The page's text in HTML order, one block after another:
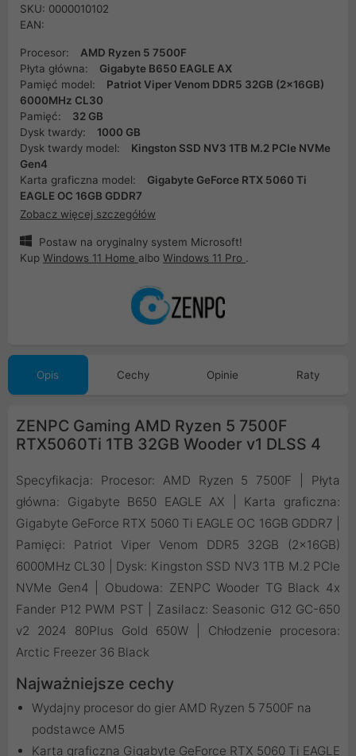
SKU: 0000010102
EAN:
Procesor:
AMD Ryzen 5 7500F
Płyta główna:
Gigabyte B650 EAGLE AX
Pamięć model:
Patriot Viper Venom DDR5 32GB (2x16GB)
6000MHz CL30
Pamięć:
32 GB
Dysk twardy:
1000 GB
Dysk twardy model:
Kingston SSD NV3 1TB M.2 PCIe NVMe
Gen4
Karta graficzna model:
Gigabyte GeForce RTX 5060 Ti
EAGLE OC 16GB GDDR7
Zobacz więcej szczegółów
Postaw na oryginalny system Microsoft!
Kup Windows 11 Home albo Windows 11 Pro .
Opis Cechy Opinie Raty
ZENPC Gaming AMD Ryzen 5 7500F
RTX5060Ti 1TB 32GB Wooder v1 DLSS 4
Specyfikacja: Procesor: AMD Ryzen 5 7500F | Płyta
główna: Gigabyte B650 EAGLE AX | Karta graficzna:
Gigabyte GeForce RTX 5060 Ti EAGLE OC 16GB GDDR7 |
Pamięci: Patriot Viper Venom DDR5 32GB (2x16GB)
6000MHz CL30 | Dysk: Kingston SSD NV3 1TB M.2 PCIe
NVMe Gen4 | Obudowa: ZENPC Wooder TG Black 4x
Fander P12 PWM PST | Zasilacz: Seasonic G12 GC-650
v2 2024 80Plus Gold 650W | Chłodzenie procesora:
Arctic Freezer 36 Black
Najważniejsze cechy
Wydajny procesor do gier AMD Ryzen 5 7500F na
podstawce AM5
Karta graficzna Gigabyte GeForce RTX 5060 Ti EAGLE